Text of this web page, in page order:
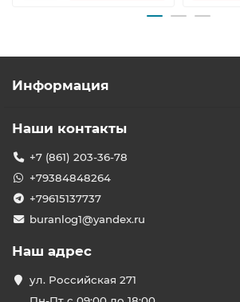
Информация
Наши контакты
+7 (861) 203-36-78
+79384848264
+79615137737
buranlog1@yandex.ru
Наш адрес
ул. Российская 271